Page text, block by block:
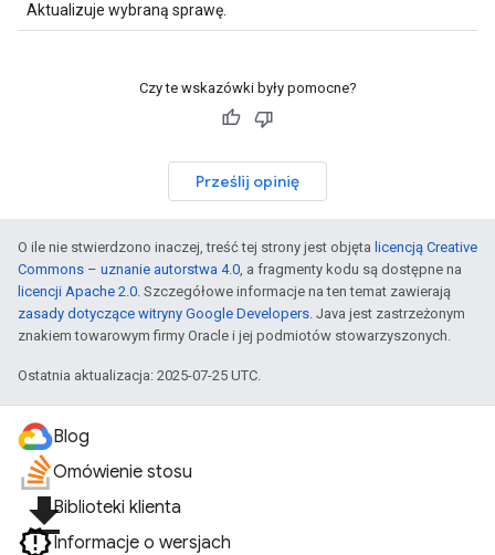
Aktualizuje wybraną sprawę.
Czy te wskazówki były pomocne?
Prześlij opinię
O ile nie stwierdzono inaczej, treść tej strony jest objęta licencją Creative
Commons – uznanie autorstwa 4.0, a fragmenty kodu są dostępne na
licencji Apache 2.0. Szczegółowe informacje na ten temat zawierają
zasady dotyczące witryny Google Developers. Java jest zastrzeżonym
znakiem towarowym firmy Oracle i jej podmiotów stowarzyszonych.
Ostatnia aktualizacja: 2025-07-25 UTC.
Blog
Omówienie stosu
file_downloadBiblioteki klienta
Informacje o wersjach